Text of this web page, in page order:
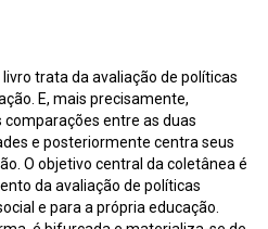
trata da avaliação de políticas
E, mais precisamente,
entre as duas
e posteriormente centra seus
O objetivo central da coletânea é
da avaliação de políticas
e para a própria educação.